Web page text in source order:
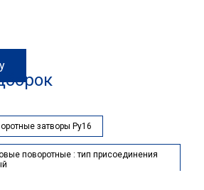
затворы Ру16
поворотные : тип присоединения